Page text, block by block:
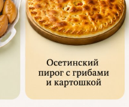
от 10000 ₽
"Ира
Кутилина"